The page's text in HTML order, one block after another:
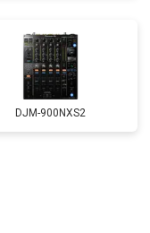
DJM-900NXS2